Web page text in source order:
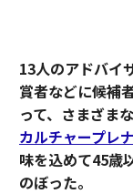
13人のアドバイ
賞者などに候補
って、さまざま
カルチャープレ
味を込めて45歳
のぼった。